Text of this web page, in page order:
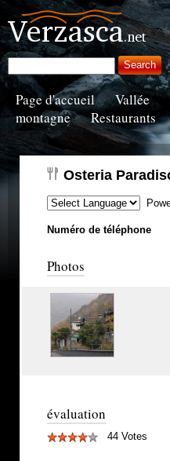
Page d'accueil Vallée
montagne
Restaurants
Osteria
Numéro de téléphone
Photos
évaluation
44 Votes